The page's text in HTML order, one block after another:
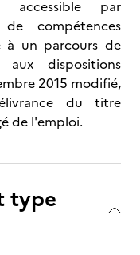
par
compétences
à un parcours de
dispositions
2015 modifié,
du titre
de l'emploi.
type